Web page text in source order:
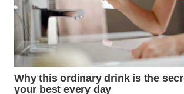
WAHANANEWS
CO ID
WAHANANEWS
NET